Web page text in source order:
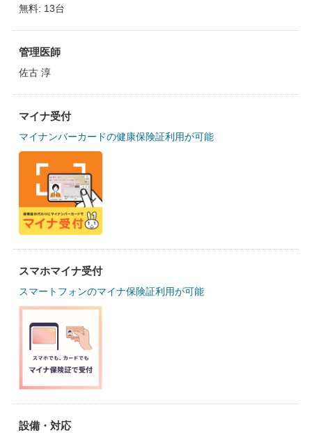
無料: 13台
管理医師
佐古 淳
マイナ受付
マイナンバーカードの健康保険証利用が可能
スマホマイナ受付
スマートフォンのマイナ保険証利用が可能
設備・対応